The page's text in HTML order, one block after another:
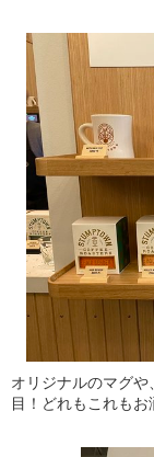
オリジナルのマグ
目！どれもこれも